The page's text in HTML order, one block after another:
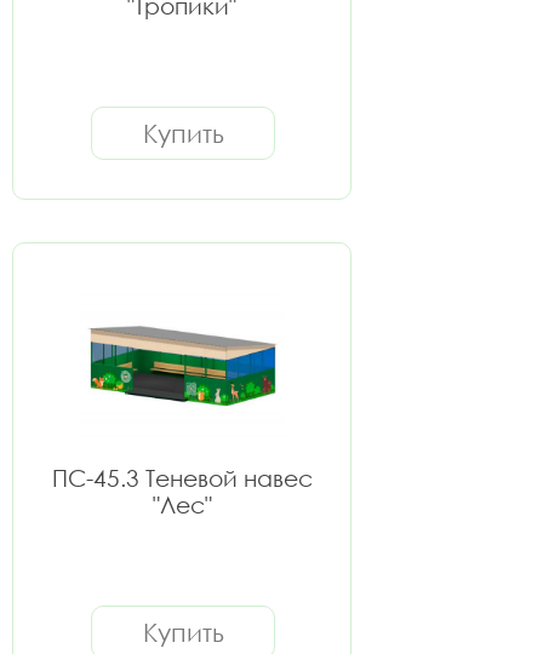
Купить
ПС-45.3 Теневой навес
"Лес"
Купить